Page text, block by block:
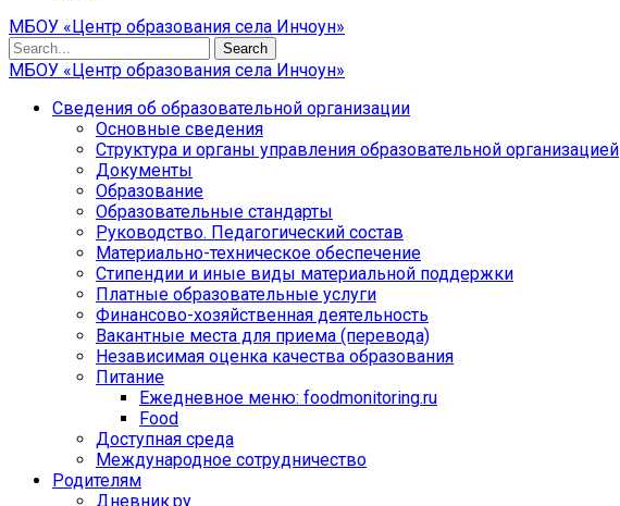
МБОУ «Центр образования села Инчоун»
Search
МБОУ «Центр образования села Инчоун»
Сведения об образовательной организации
Основные сведения
Структура и органы управления образовательной организацией
Документы
Образование
Образовательные стандарты
Руководство. Педагогический состав
Материально-техническое обеспечение
Стипендии и иные виды материальной поддержки
Платные образовательные услуги
Финансово-хозяйственная деятельность
Вакантные места для приема (перевода)
Независимая оценка качества образования
Питание
Ежедневное меню: foodmonitoring.ru
Food
Доступная среда
Международное сотрудничество
Родителям
Дневник.ру